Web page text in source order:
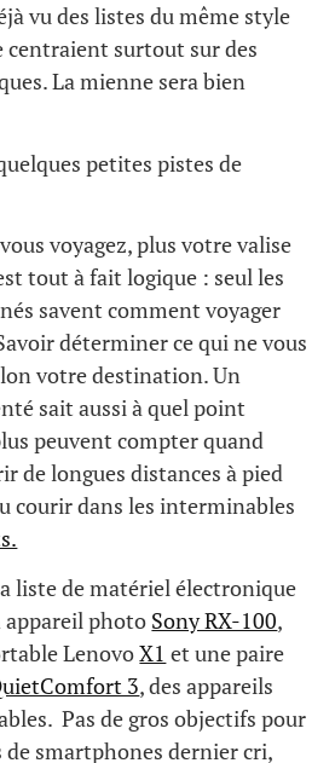
vu des listes du même style
centraient surtout sur des
La mienne sera bien
petites pistes de
voyagez, plus votre valise
tout à fait logique : seul les
savent comment voyager
déterminer ce qui ne vous
votre destination. Un
sait aussi à quel point
peuvent compter quand
de longues distances à pied
courir dans les interminables
liste de matériel électronique
photo Sony RX-100,
LenovoX1 et une paire
3, des appareils
Pas de gros objectifs pour
de smartphones dernier cri,